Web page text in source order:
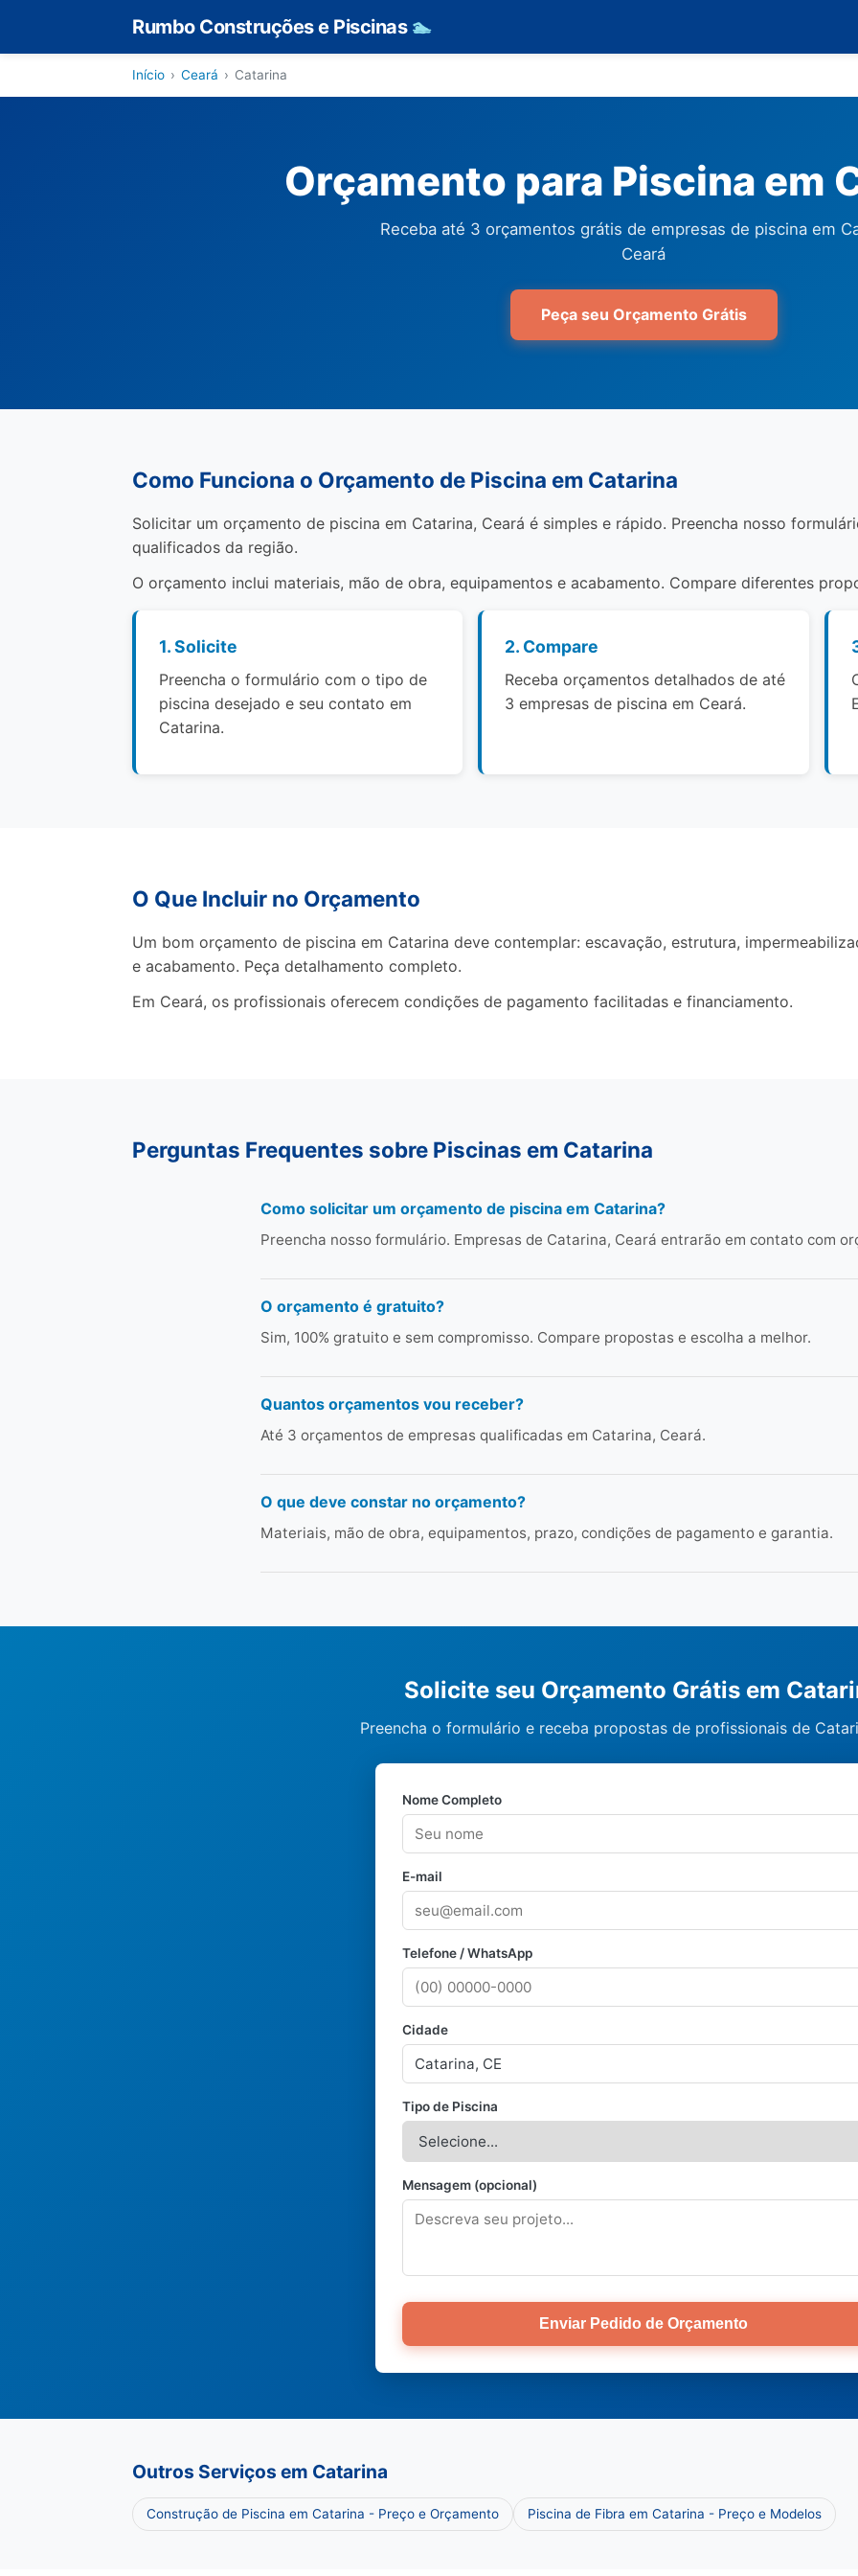
Rumbo Construções e Piscinas 🏊
Início › Ceará › Catarina
Orçamento para Piscina em
Receba até 3 orçamentos grátis de empresas de piscina em
Ceará
Peça seu Orçamento Grátis
Como Funciona o Orçamento de Piscina em Catarina
Solicitar um orçamento de piscina em Catarina, Ceará é simples e rápido. Preencha nosso
qualificados da região.
O orçamento inclui materiais, mão de obra, equipamentos e acabamento. Compare diferentes
1. Solicite
Preencha o formulário com o tipo de
piscina desejado e seu contato em
Catarina.
2. Compare
Receba orçamentos detalhados de até
3 empresas de piscina em Ceará.
O Que Incluir no Orçamento
Um bom orçamento de piscina em Catarina deve contemplar: escavação, estrutura,
e acabamento. Peça detalhamento completo.
Em Ceará, os profissionais oferecem condições de pagamento facilitadas e financiamento.
Perguntas Frequentes sobre Piscinas em Catarina
Como solicitar um orçamento de piscina em Catarina?
Preencha nosso formulário. Empresas de Catarina, Ceará entrarão em contato com
O orçamento é gratuito?
Sim, 100% gratuito e sem compromisso. Compare propostas e escolha a melhor.
Quantos orçamentos vou receber?
Até 3 orçamentos de empresas qualificadas em Catarina, Ceará.
O que deve constar no orçamento?
Materiais, mão de obra, equipamentos, prazo, condições de pagamento e garantia.
Solicite seu Orçamento Grátis em
Preencha o formulário e receba propostas de profissionais de
Nome Completo
E-mail
Telefone / WhatsApp
Cidade
Tipo de Piscina
Mensagem (opcional)
Enviar Pedido de Orçamento
Outros Serviços em Catarina
Construção de Piscina em Catarina - Preço e Orçamento Piscina de Fibra em Catarina - Preço e Modelos